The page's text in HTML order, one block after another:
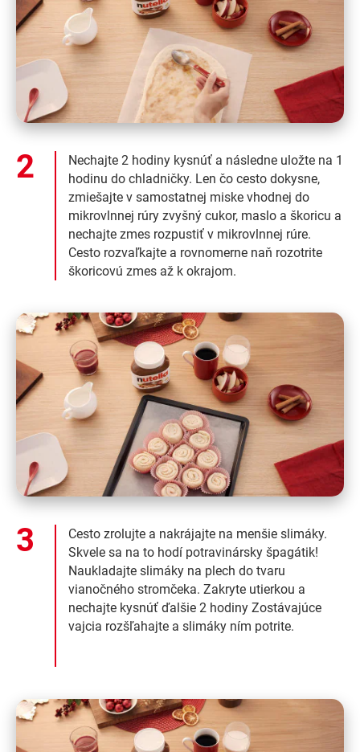
Nechajte 2 hodiny kysnúť a následne uložte na 1
hodinu do chladničky. Len čo cesto dokysne,
zmiešajte v samostatnej miske vhodnej do
mikrovlnnej rúry zvyšný cukor, maslo a škoricu a
nechajte zmes rozpustiť v mikrovlnnej rúre.
Cesto rozvaľkajte a rovnomerne naň rozotrite
škoricovú zmes až k okrajom.
Cesto zrolujte a nakrájajte na menšie slimáky.
Skvele sa na to hodí potravinársky špagátik!
Naukladajte slimáky na plech do tvaru
vianočného stromčeka. Zakryte utierkou a
nechajte kysnúť ďalšie 2 hodiny Zostávajúce
vajcia rozšľahajte a slimáky ním potrite.